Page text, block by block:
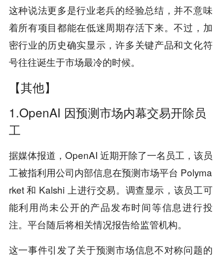
这种说法更多是行业老兵的经验总结，并不意味
着所有项目都能在低迷周期存活下来。不过，加
密行业的历史确实显示，许多关键产品和文化符
号往往诞生于市场最冷的时候。
【其他】
1.OpenAI 因预测市场内幕交易开除员
工
据媒体报道，OpenAI 近期开除了一名员工，该员
工被指利用公司内部信息在预测市场平台 Polyma
rket 和 Kalshi 上进行交易。调查显示，该员工可
能利用尚未公开的产品发布时间等信息进行投
注。平台随后将相关情况报告给监管机构。
这一事件引发了关于预测市场信息不对称问题的